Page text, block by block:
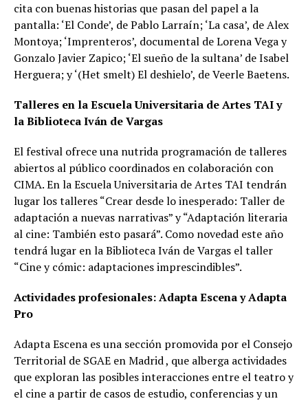
cita con buenas historias que pasan del papel a la
pantalla: ‘El Conde’, de Pablo Larraín; ‘La casa’, de Alex
Montoya; ‘Imprenteros’, documental de Lorena Vega y
Gonzalo Javier Zapico; ‘El sueño de la sultana’ de Isabel
Herguera; y ‘(Het smelt) El deshielo’, de Veerle Baetens.
Talleres en la Escuela Universitaria de Artes TAI y
la Biblioteca Iván de Vargas
El festival ofrece una nutrida programación de talleres
abiertos al público coordinados en colaboración con
CIMA. En la Escuela Universitaria de Artes TAI tendrán
lugar los talleres “Crear desde lo inesperado: Taller de
adaptación a nuevas narrativas” y “Adaptación literaria
al cine: También esto pasará”. Como novedad este año
tendrá lugar en la Biblioteca Iván de Vargas el taller
“Cine y cómic: adaptaciones imprescindibles”.
Actividades profesionales: Adapta Escena y Adapta
Pro
Adapta Escena es una sección promovida por el Consejo
Territorial de SGAE en Madrid , que alberga actividades
que exploran las posibles interacciones entre el teatro y
el cine a partir de casos de estudio, conferencias y un